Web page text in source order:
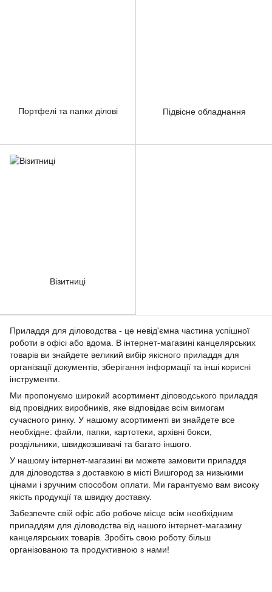
Приладдя для діловодства - це невід'ємна частина успішної
роботи в офісі або вдома. В інтернет-магазині канцелярських
товарів ви знайдете великий вибір якісного приладдя для
організації документів, зберігання інформації та інші корисні
інструменти.
Ми пропонуємо широкий асортимент діловодського приладдя
від провідних виробників, яке відповідає всім вимогам
сучасного ринку. У нашому асортименті ви знайдете все
необхідне: файли, папки, картотеки, архівні бокси,
роздільники, швидкозшивачі та багато іншого.
У нашому інтернет-магазині ви можете замовити приладдя
для діловодства з доставкою в місті Вишгород за низькими
цінами і зручним способом оплати. Ми гарантуємо вам високу
якість продукції та швидку доставку.
Забезпечте свій офіс або робоче місце всім необхідним
приладдям для діловодства від нашого інтернет-магазину
канцелярських товарів. Зробіть свою роботу більш
організованою та продуктивною з нами!
Портфелі та папки ділові Підвісне обладнання
Візитниці